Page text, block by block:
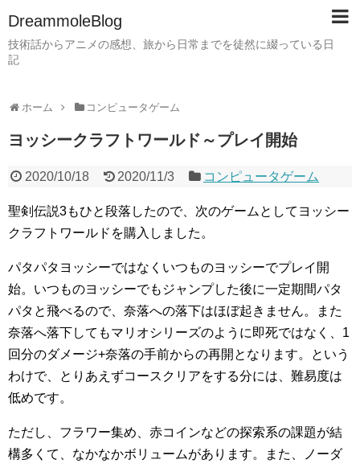
DreammoleBlog
技術話からアニメの感想、旅から日常までを徒然に綴っている日
記
ホーム コンピュータゲーム
ヨッシークラフトワールド～プレイ開始
2020/10/18 2020/11/3 コンピュータゲーム
聖剣伝説3もひと段落したので、次のゲームとしてヨッシー
クラフトワールドを購入しました。
パタパタヨッシーではなくいつものヨッシーでプレイ開
始。いつものヨッシーでもジャンプした後に一定期間パタ
パタと飛べるので、奈落への落下はほぼ起きません。また
奈落へ落下してもマリオシリーズのように即死ではなく、1
回分のダメージ+奈落の手前からの再開となります。という
わけで、とりあえずコースクリアをする分には、難易度は
低めです。
ただし、フラワー集め、赤コインなどの探索系の課題が結
構多くて、なかなかボリュームがあります。また、ノーダ